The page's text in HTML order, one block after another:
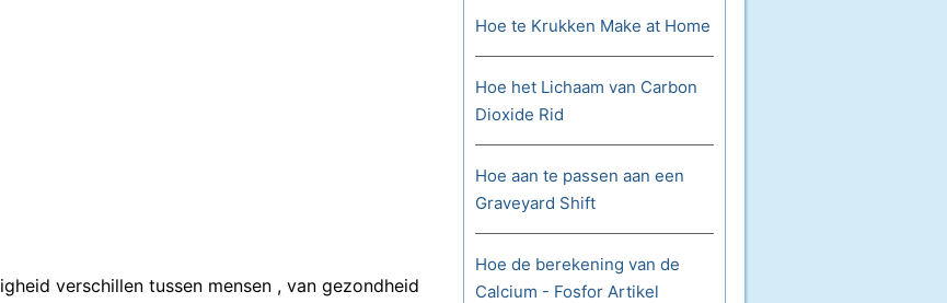
verschillen tussen mensen , van gezondheid
Hoe te Krukken Make at Home
Hoe het Lichaam van Carbon
Dioxide Rid
Hoe aan te passen aan een
Graveyard Shift
Hoe de berekening van de
Calcium - Fosfor Artikel